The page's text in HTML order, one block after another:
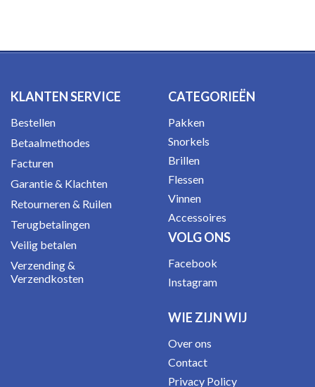
KLANTEN SERVICE
Bestellen
Betaalmethodes
Facturen
Garantie & Klachten
Retourneren & Ruilen
Terugbetalingen
Veilig betalen
Verzending &
Verzendkosten
CATEGORIEËN
Pakken
Snorkels
Brillen
Flessen
Vinnen
Accessoires
VOLG ONS
Facebook
Instagram
WIE ZIJN WIJ
Over ons
Contact
Privacy Policy